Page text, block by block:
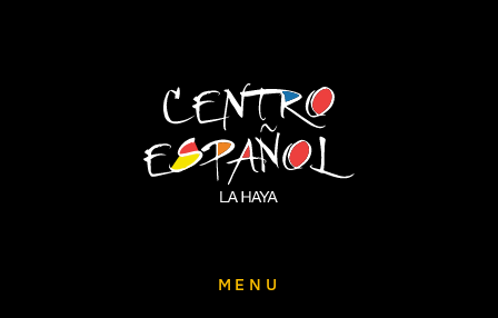
MENU